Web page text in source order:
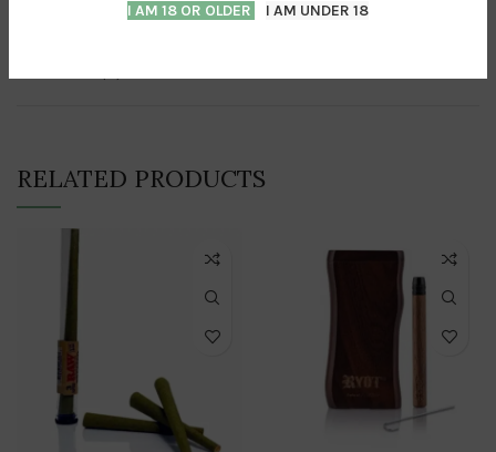
I AM 18 OR OLDER I AM UNDER 18
RELATED PRODUCTS